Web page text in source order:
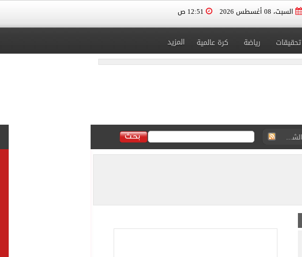
السبت، 08 أغسطس 2026
تحقيقات رياضة كرة عالمية المزيد